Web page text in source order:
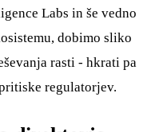
Labs in še vedno
dobimo sliko
rasti - hkrati pa
regulatorjev.